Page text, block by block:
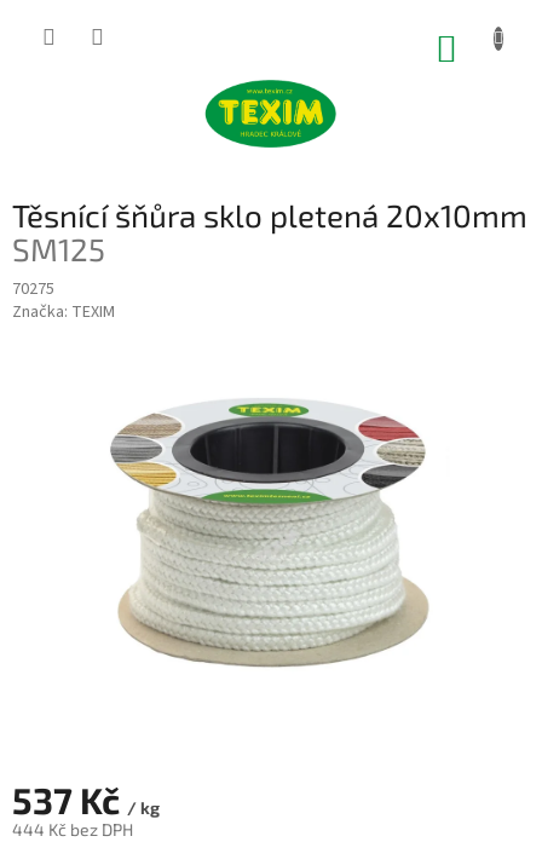
Těsnící šňůra sklo pletená 20x10mm
SM125
70275
Značka: TEXIM
537 Kč / kg
444 Kč bez DPH